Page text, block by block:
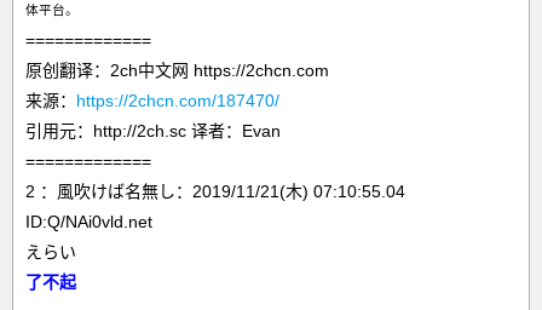
体平台。
=============
原创翻译：2ch中文网 https://2chcn.com
来源： https://2chcn.com/187470/
引用元：http://2ch.sc 译者：Evan
=============
2 ：風吹けば名無し：2019/11/21(木) 07:10:55.04
ID:Q/NAi0vld.net
えらい
了不起